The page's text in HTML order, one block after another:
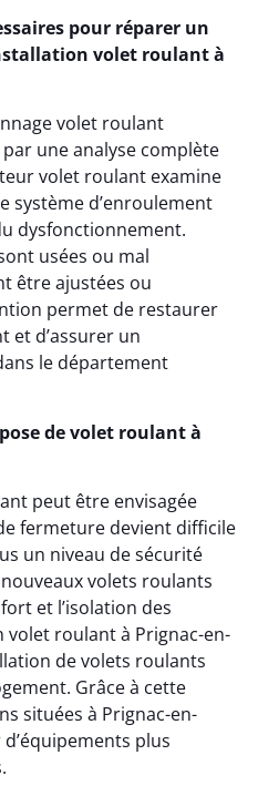
pour réparer un
volet roulant à
volet roulant
une analyse complète
volet roulant examine
système d’enroulement
dysfonctionnement.
usées ou mal
être ajustées ou
permet de restaurer
et d’assurer un
le département
de volet roulant à
peut être envisagée
fermeture devient difficile
un niveau de sécurité
volets roulants
et l’isolation des
roulant à Prignac-en-
de volets roulants
Grâce à cette
situées à Prignac-en-
plus